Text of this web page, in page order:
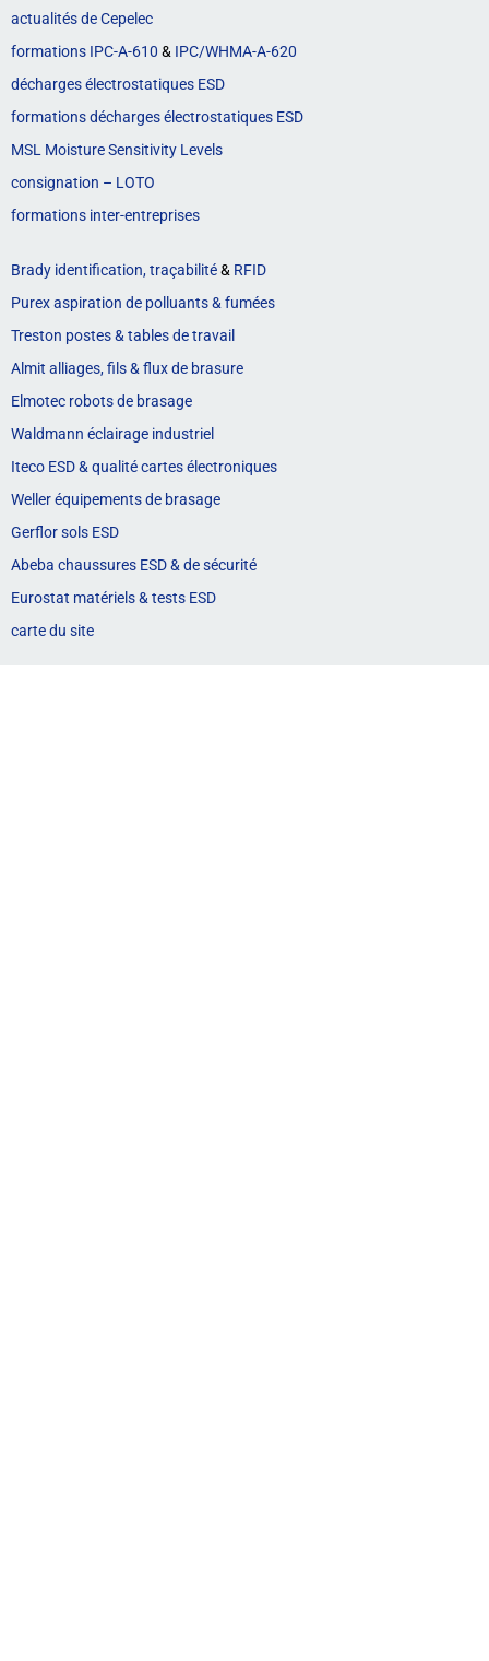
actualités de Cepelec
formations IPC-A-610 & IPC/WHMA-A-620
décharges électrostatiques ESD
formations décharges électrostatiques ESD
MSL Moisture Sensitivity Levels
consignation – LOTO
formations inter-entreprises
Brady identification, traçabilité& RFID
Purex aspiration de polluants & fumées
Treston postes & tables de travail
Almit alliages, fils & flux de brasure
Elmotec robots de brasage
Waldmann éclairage industriel
Iteco ESD & qualité cartes électroniques
Weller équipements de brasage
Gerflor sols ESD
Abeba chaussures ESD & de sécurité
Eurostat matériels & tests ESD
carte du site